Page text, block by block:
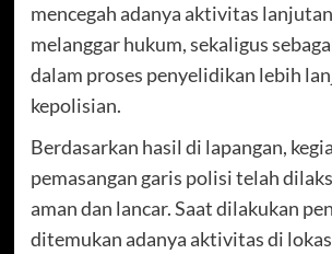
mencegah adanya aktivitas
melanggar hukum, sekaligus
dalam proses penyelidikan lebih
kepolisian.
Berdasarkan hasil di lapangan,
pemasangan garis polisi telah
aman dan lancar. Saat dilakukan
ditemukan adanya aktivitas di